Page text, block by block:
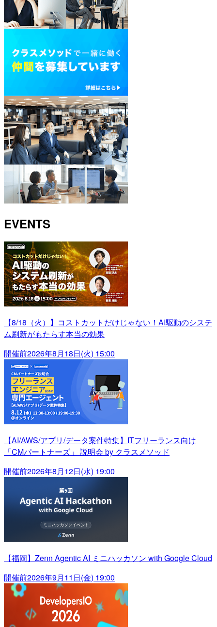
EVENTS
【8/18（火）】コストカットだけじゃない！AI駆動のシステ
ム刷新がもたらす本当の効果
開催前2026年8月18日(火) 15:00
【AI/AWS/アプリ/データ案件特集】ITフリーランス向け
「CMパートナーズ」 説明会 by クラスメソッド
開催前2026年8月12日(水) 19:00
【福岡】Zenn Agentic AI ミニハッカソン with Google Cloud
開催前2026年9月11日(金) 19:00